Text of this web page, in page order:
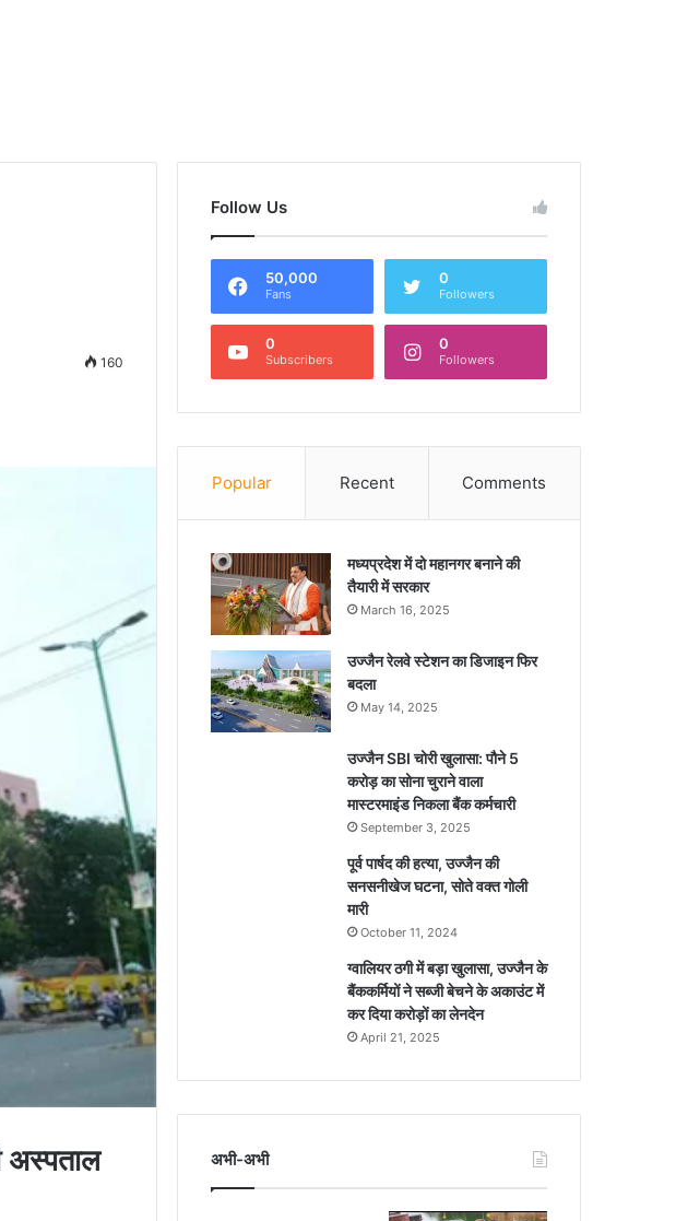
160
अस्पताल
Follow Us
50,000
Fans
0
Followers
0
Subscribers
0
Followers
Popular Recent Comments
मध्यप्रदेश में दो महानगर बनाने की
तैयारी में सरकार
March 16, 2025
उज्जैन रेलवे स्टेशन का डिजाइन फिर
बदला
May 14, 2025
उज्जैन SBI चोरी खुलासा: पौने 5
करोड़ का सोना चुराने वाला
मास्टरमाइंड निकला बैंक कर्मचारी
September 3, 2025
पूर्व पार्षद की हत्या, उज्जैन की
सनसनीखेज घटना, सोते वक्त गोली
मारी
October 11, 2024
ग्वालियर ठगी में बड़ा खुलासा, उज्जैन के
बैंककर्मियों ने सब्जी बेचने के अकाउंट में
कर दिया करोड़ों का लेनदेन
April 21, 2025
अभी-अभी